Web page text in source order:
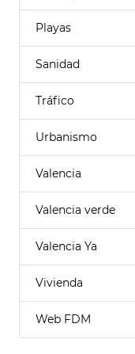
Playas
Sanidad
Tráfico
Urbanismo
Valencia
Valencia verde
Valencia Ya
Vivienda
Web FDM